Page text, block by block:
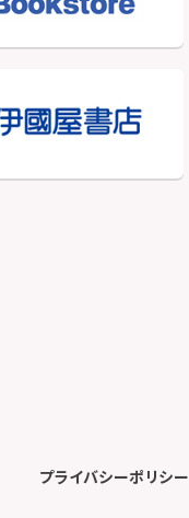
プライバシーポリシー